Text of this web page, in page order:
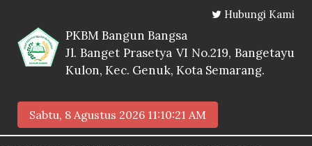
Hubungi Kami
PKBM Bangun Bangsa
Jl. Banget Prasetya VI No.219, Bangetayu
Kulon, Kec. Genuk, Kota Semarang.
Sabtu, 8 Agustus 2026 11:10:22 AM